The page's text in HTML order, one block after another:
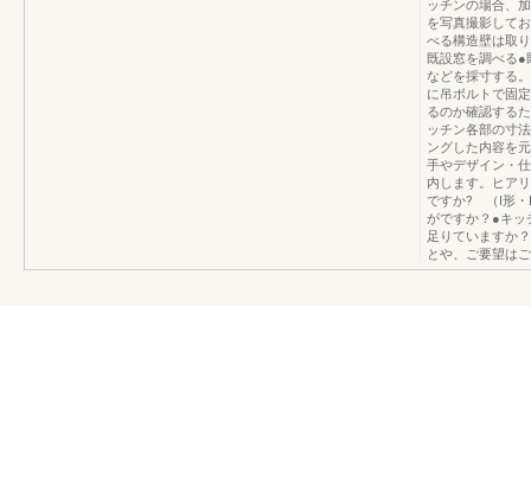
ッチンの場合、
を写真撮影して
べる構造壁は取
既設窓を調べる●
などを採寸する
に吊ボルトで固
るのか確認する
ッチン各部の寸
ングした内容を
手やデザイン・
内します。ヒア
ですか? （I形・
がですか？●キッ
足りていますか
とや、ご要望は